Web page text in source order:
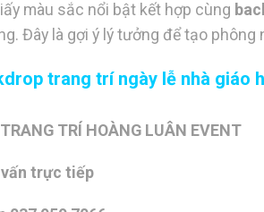
màu sắc nổi bật kết hợp cùng
Đây là gợi ý lý tưởng để tạo
trang trí ngày lễ nhà giáo
TRÍ HOÀNG LUÂN EVENT
trực tiếp